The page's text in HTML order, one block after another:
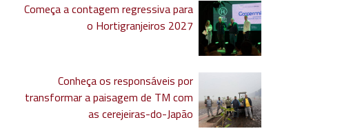
Começa a contagem regressiva para
o Hortigranjeiros 2027
Conheça os responsáveis por
transformar a paisagem de TM com
as cerejeiras-do-Japão